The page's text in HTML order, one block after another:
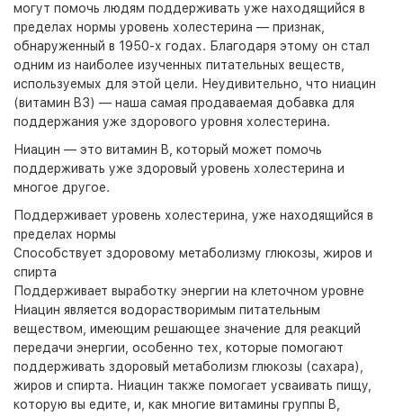
могут помочь людям поддерживать уже находящийся в
пределах нормы уровень холестерина — признак,
обнаруженный в 1950-х годах. Благодаря этому он стал
одним из наиболее изученных питательных веществ,
используемых для этой цели. Неудивительно, что ниацин
(витамин B3) — наша самая продаваемая добавка для
поддержания уже здорового уровня холестерина.
Ниацин — это витамин B, который может помочь
поддерживать уже здоровый уровень холестерина и
многое другое.
Поддерживает уровень холестерина, уже находящийся в
пределах нормы
Способствует здоровому метаболизму глюкозы, жиров и
спирта
Поддерживает выработку энергии на клеточном уровне
Ниацин является водорастворимым питательным
веществом, имеющим решающее значение для реакций
передачи энергии, особенно тех, которые помогают
поддерживать здоровый метаболизм глюкозы (сахара),
жиров и спирта. Ниацин также помогает усваивать пищу,
которую вы едите, и, как многие витамины группы B,